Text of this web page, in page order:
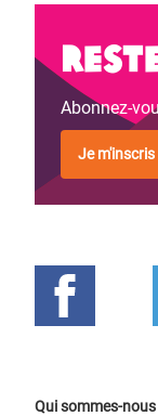
Abonnez-
Je m'inscris
Qui sommes-nous